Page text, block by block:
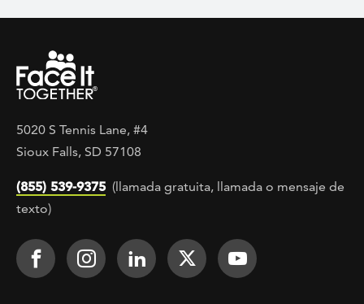
5020 S Tennis Lane, #4
Sioux Falls, SD 57108
(855) 539-9375 (llamada gratuita, llamada o mensaje de
texto)
Footer Social
Face It TOGETHER on Facebook
Face It TOGETHER on
Face It TOGETHER on
Face ItFace It